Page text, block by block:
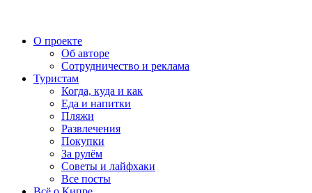
О проекте
Об авторе
Сотрудничество и реклама
Туристам
Когда, куда и как
Еда и напитки
Пляжи
Развлечения
Покупки
За рулём
Советы и лайфхаки
Все посты